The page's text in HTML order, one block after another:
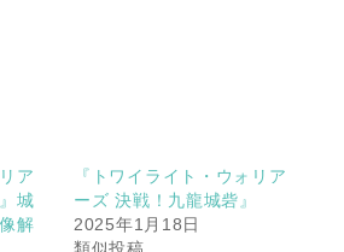
ア
城
解
『トワイライト・ウォリア
ーズ 決戦！九龍城砦』
2025年1月18日